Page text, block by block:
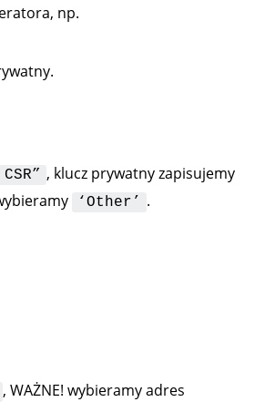
np.
, klucz prywatny zapisujemy
‘Other’
.
, WAŻNE! wybieramy adres